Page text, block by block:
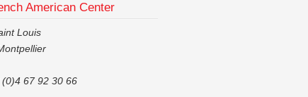
American Center
Louis
(0)4 67 92 30 66